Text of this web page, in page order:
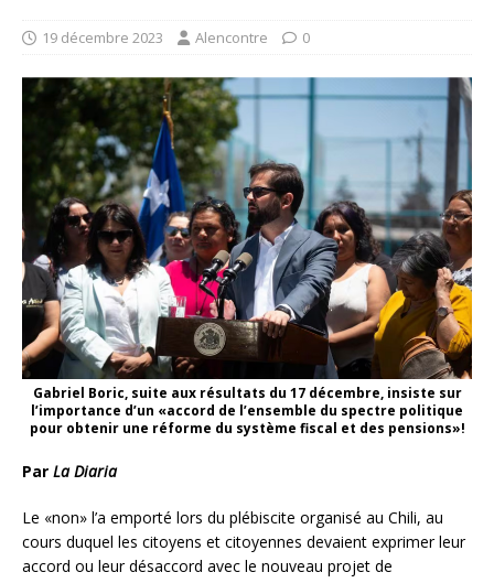
19 décembre 2023 Alencontre 0
Gabriel Boric, suite aux résultats du 17 décembre, insiste sur
l’importance d’un «accord de l’ensemble du spectre politique
pour obtenir une réforme du système fiscal et des pensions»!
Par La Diaria
Le «non» l’a emporté lors du plébiscite organisé au Chili, au
cours duquel les citoyens et citoyennes devaient exprimer leur
accord ou leur désaccord avec le nouveau projet de